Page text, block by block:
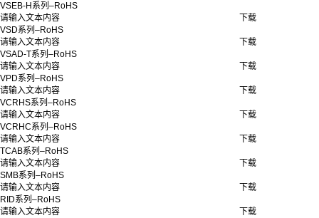
VSEB-H系列–RoHS
请输入文本内容
VSD系列–RoHS
下载
请输入文本内容
VSAD-T系列–RoHS
下载
请输入文本内容
VPD系列–RoHS
下载
请输入文本内容
VCRHS系列–RoHS
下载
请输入文本内容
VCRHC系列–RoHS
下载
请输入文本内容
TCAB系列–RoHS
下载
请输入文本内容
SMB系列–RoHS
下载
请输入文本内容
RID系列–RoHS
下载
请输入文本内容
下载